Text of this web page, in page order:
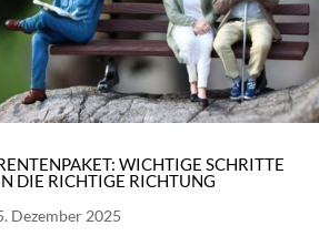
WICHTIGE SCHRITTE
DIE RICHTIGE RICHTUNG
Dezember 2025